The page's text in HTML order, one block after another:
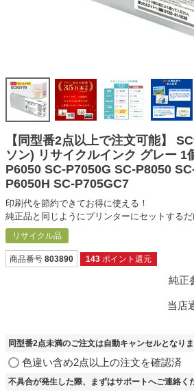
ご利用ガイド
よくある質問
お問い合わせ
会員専用商品
説明書ダウンロード
【同型番2点以上で注文可能】
ソン) リサイクルインク グレー 1
P6050 SC-P7050G SC-P8050
P6050H SC-P705GC7
印刷代を節約できてお得に使える！
純正品と同じようにプリンターにセットするだ
リサイクル品
商品番号 803890 143 ポイント還元
純正
当店
同型番2点未満のご注文は自動キャンセルとなりま
色違い含め2点以上の注文を確認済
不具合が発生した際、まずはサポートへご連絡く